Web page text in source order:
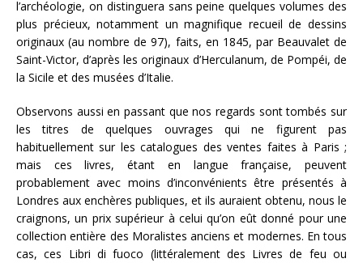
l’archéologie, on distinguera sans peine quelques volumes des
plus précieux, notamment un magnifique recueil de dessins
originaux (au nombre de 97), faits, en 1845, par Beauvalet de
Saint-Victor, d’après les originaux d’Herculanum, de Pompéi, de
la Sicile et des musées d’Italie.
Observons aussi en passant que nos regards sont tombés sur
les titres de quelques ouvrages qui ne figurent pas
habituellement sur les catalogues des ventes faites à Paris ;
mais ces livres, étant en langue française, peuvent
probablement avec moins d’inconvénients être présentés à
Londres aux enchères publiques, et ils auraient obtenu, nous le
craignons, un prix supérieur à celui qu’on eût donné pour une
collection entière des Moralistes anciens et modernes. En tous
cas, ces Libri di fuoco (littéralement des Livres de feu ou